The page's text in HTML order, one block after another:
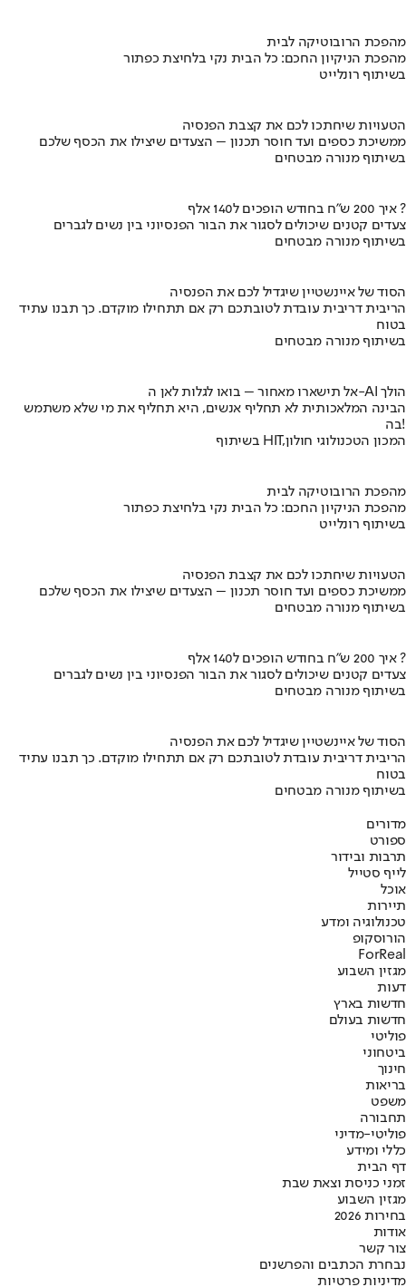
מהפכת הרובוטיקה לבית
מהפכת הניקיון החכם: כל הבית נקי בלחיצת כפתור
בשיתוף רונלייט
הטעויות שיחתכו לכם את קצבת הפנסיה
ממשיכת כספים ועד חוסר תכנון – הצעדים שיצילו את הכסף שלכם
בשיתוף מנורה מבטחים
איך 200 ש"ח בחודש הופכים ל140 אלף ?
צעדים קטנים שיכולים לסגור את הבור הפנסיוני בין נשים לגברים
בשיתוף מנורה מבטחים
הסוד של איינשטיין שיגדיל לכם את הפנסיה
הריבית דריבית עובדת לטובתכם רק אם תתחילו מוקדם. כך תבנו עתיד
בטוח
בשיתוף מנורה מבטחים
אל תישארו מאחור – בואו לגלות לאן ה-AI הולך
הבינה המלאכותית לא תחליף אנשים, היא תחליף את מי שלא משתמש
בה!
בשיתוף HIT,המכון הטכנולוגי חולון
מהפכת הרובוטיקה לבית
מהפכת הניקיון החכם: כל הבית נקי בלחיצת כפתור
בשיתוף רונלייט
הטעויות שיחתכו לכם את קצבת הפנסיה
ממשיכת כספים ועד חוסר תכנון – הצעדים שיצילו את הכסף שלכם
בשיתוף מנורה מבטחים
איך 200 ש"ח בחודש הופכים ל140 אלף ?
צעדים קטנים שיכולים לסגור את הבור הפנסיוני בין נשים לגברים
בשיתוף מנורה מבטחים
הסוד של איינשטיין שיגדיל לכם את הפנסיה
הריבית דריבית עובדת לטובתכם רק אם תתחילו מוקדם. כך תבנו עתיד
בטוח
בשיתוף מנורה מבטחים
מדורים
ספורט
תרבות ובידור
לייף סטייל
אוכל
תיירות
טכנולוגיה ומדע
הורוסקופ
ForReal
מגזין השבוע
דעות
חדשות בארץ
חדשות בעולם
פוליטי
ביטחוני
חינוך
בריאות
משפט
תחבורה
פוליטי-מדיני
כללי ומידע
דף הבית
זמני כניסת וצאת שבת
מגזין השבוע
בחירות 2026
אודות
צור קשר
נבחרת הכתבים והפרשנים
מדיניות פרטיות